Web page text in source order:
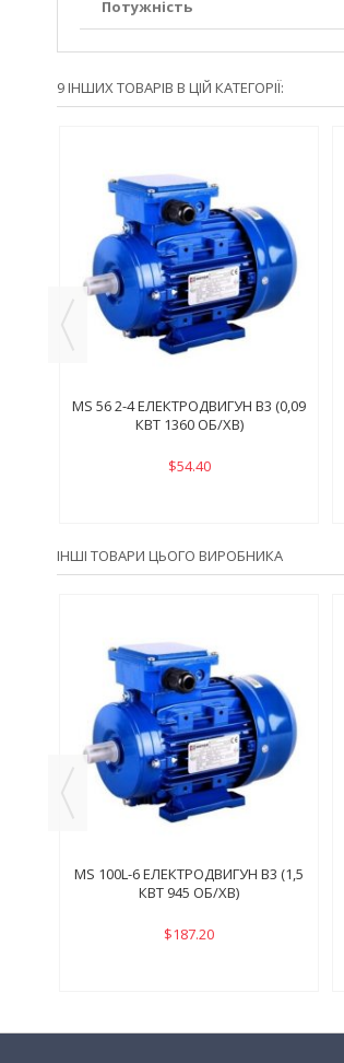
Потужність
9 ІНШИХ ТОВАРІВ В ЦІЙ КАТЕГОРІЇ:
MS 56 2-4 ЕЛЕКТРОДВИГУН B3 (0,09
КВТ 1360 ОБ/ХВ)
$54.40
ІНШІ ТОВАРИ ЦЬОГО ВИРОБНИКА
MS 100L-6 ЕЛЕКТРОДВИГУН B3 (1,5
КВТ 945 ОБ/ХВ)
$187.20